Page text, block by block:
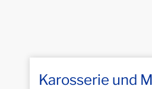
Karosserie und